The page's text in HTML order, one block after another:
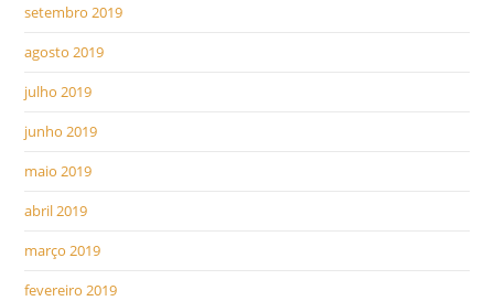
setembro 2019
agosto 2019
julho 2019
junho 2019
maio 2019
abril 2019
março 2019
fevereiro 2019